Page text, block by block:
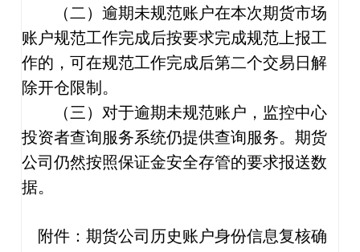
（二）逾期未规范账户在本次期货市场
账户规范工作完成后按要求完成规范上报工
作的，可在规范工作完成后第二个交易日解
除开仓限制。
（三）对于逾期未规范账户，监控中心
投资者查询服务系统仍提供查询服务。期货
公司仍然按照保证金安全存管的要求报送数
据。
附件：期货公司历史账户身份信息复核确